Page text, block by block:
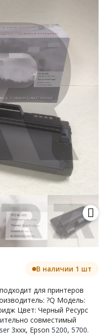
для принтеров
?Q Модель:
Цвет: Черный Ресурс
совместимый
3xxx, Epson 5200, 5700.
В наличии 1 шт